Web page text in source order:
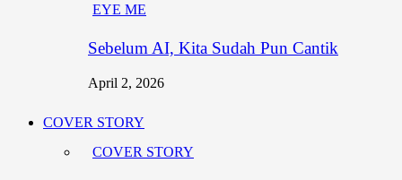
EYE ME
Sebelum AI, Kita Sudah Pun Cantik
April 2, 2026
COVER STORY
COVER STORY